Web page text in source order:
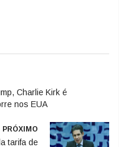
Charlie Kirk é
nos EUA
PRÓXIMO
tarifa de